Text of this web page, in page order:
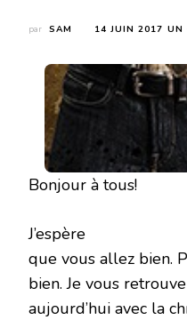
par SAM 14 JUIN 2017 UN
Bonjour à tous!
J’espère
que vous allez bien.
bien. Je vous retrouve
aujourd’hui avec la